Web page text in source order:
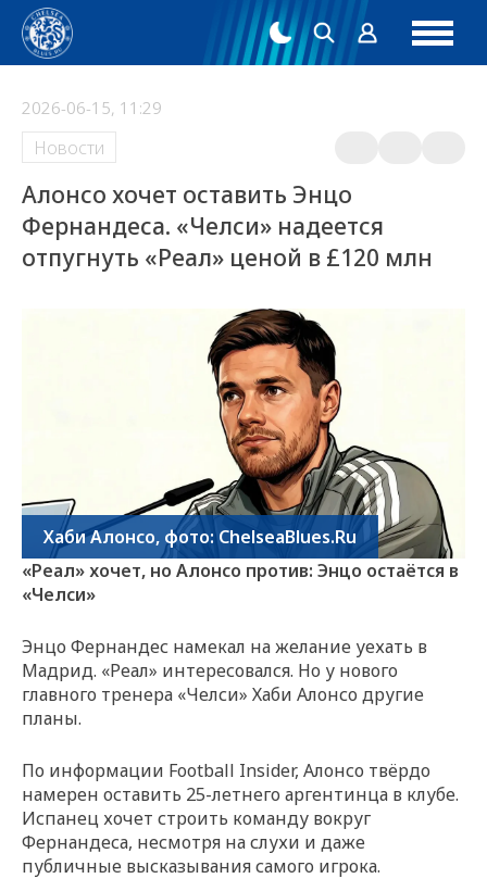
2026-06-15, 11:29
Новости
Алонсо хочет оставить Энцо
Фернандеса. «Челси» надеется
отпугнуть «Реал» ценой в £120 млн
Хаби Алонсо, фото: ChelseaBlues.Ru
«Реал» хочет, но Алонсо против: Энцо остаётся в
«Челси»
Энцо Фернандес намекал на желание уехать в
Мадрид. «Реал» интересовался. Но у нового
главного тренера «Челси» Хаби Алонсо другие
планы.
По информации Football Insider, Алонсо твёрдо
намерен оставить 25-летнего аргентинца в клубе.
Испанец хочет строить команду вокруг
Фернандеса, несмотря на слухи и даже
публичные высказывания самого игрока.